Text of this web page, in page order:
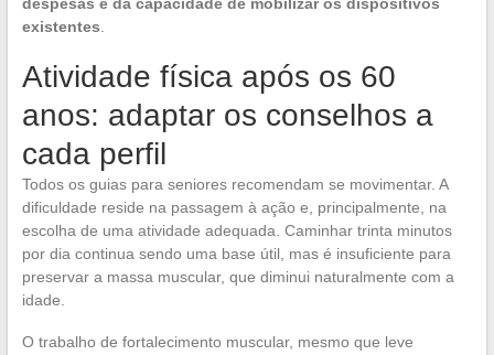
existentes
Atividade física após os 60
anos: adaptar os conselhos a
cada perfil
Todos os guias para seniores recomendam se movimentar. A
dificuldade reside na passagem à ação e, principalmente, na
escolha de uma atividade adequada. Caminhar trinta minutos
por dia continua sendo uma base útil, mas é insuficiente para
preservar a massa muscular, que diminui naturalmente com a
idade.
O trabalho de fortalecimento muscular, mesmo que leve